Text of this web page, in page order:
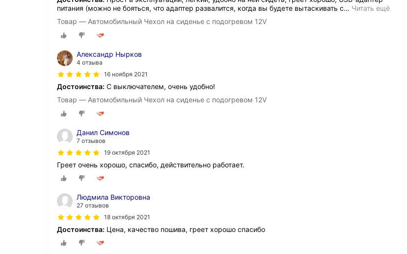
питания (можно не бояться, что адаптер развалится, когда вы будете вытаскивать с… Читать ещё
Товар — Автомобильный Чехол на сиденье с подогревом 12V
Александр Нырков
4 отзыва
16 ноября 2021
Достоинства: С выключателем, очень удобно!
Товар — Автомобильный Чехол на сиденье с подогревом 12V
Данил Симонов
7 отзывов
19 октября 2021
Греет очень хорошо, спасибо, действительно работает.
Людмила Викторовна
27 отзывов
18 октября 2021
Достоинства: Цена, качество пошива, греет хорошо спасибо